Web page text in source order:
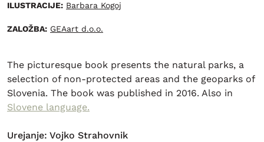
ILUSTRACIJE: Barbara Kogoj
ZALOŽBA: GEAart d.o.o.
The picturesque book presents the natural parks, a
selection of non-protected areas and the geoparks of
Slovenia. The book was published in 2016. Also in
Slovene language.
Urejanje: Vojko Strahovnik